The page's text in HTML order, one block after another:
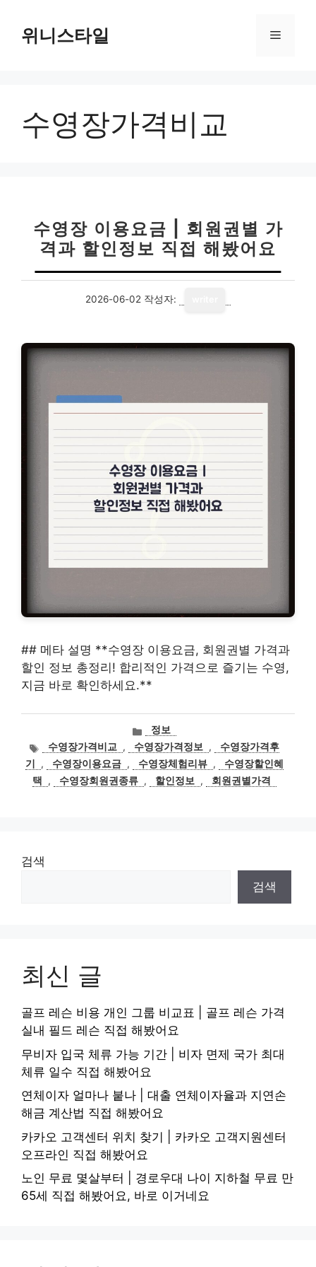
위니스타일 메
수영장가격비교
수영장 이용요금 | 회원권별 가
격과 할인정보 직접 해봤어요
2026-06-02 작성자:
## 메타 설명 **수영장 이용요금, 회원권별 가격과
할인 정보 총정리! 합리적인 가격으로 즐기는 수영,
지금 바로 확인하세요.**
카
테
고
리
정보
태수영장가격비교 , 수영장가격정보 ,
수영장가격후
기
, 수영장이용요금 , 수영장체험리뷰 ,
수영장할인혜
택
, 수영장회원권종류 , 할인정보 , 회원권별가격
검색
검색
최신 글
골프 레슨 비용 개인 그룹 비교표 | 골프 레슨 가격
실내 필드 레슨 직접 해봤어요
무비자 입국 체류 가능 기간 | 비자 면제 국가 최대
체류 일수 직접 해봤어요
연체이자 얼마나 붙나 | 대출 연체이자율과 지연손
해금 계산법 직접 해봤어요
카카오 고객센터 위치 찾기 | 카카오 고객지원센터
오프라인 직접 해봤어요
노인 무료 몇살부터 | 경로우대 나이 지하철 무료 만
65세 직접 해봤어요, 바로 이거네요